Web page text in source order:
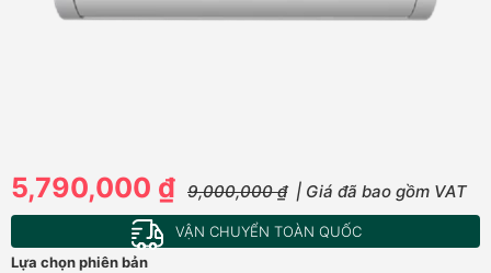
5,790,000 ₫ 9,000,000 ₫ | Giá đã bao gồm VAT
VẬN CHUYỂN TOÀN QUỐC
Lựa chọn phiên bản